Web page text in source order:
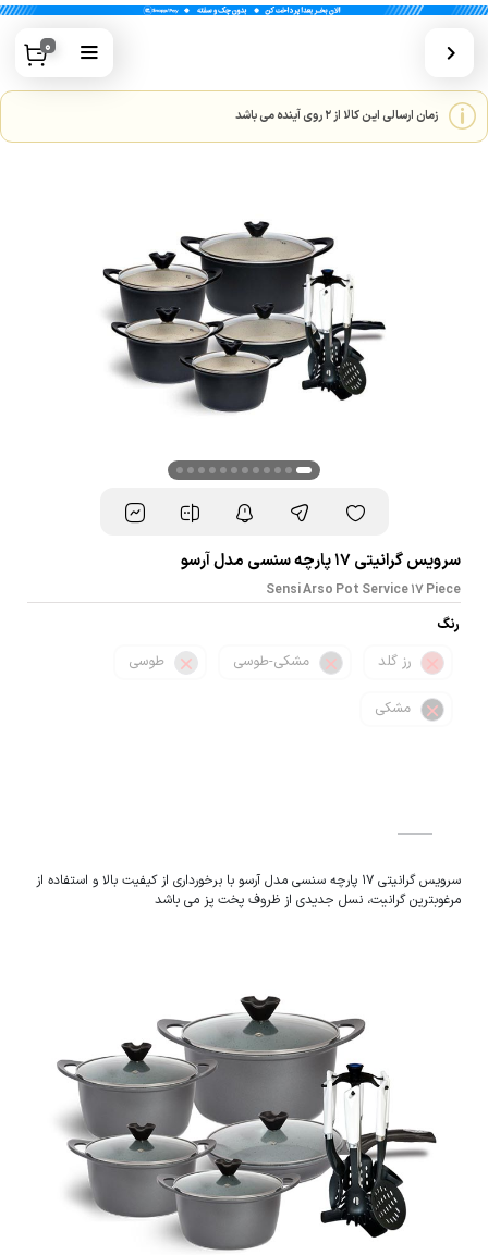
0
زمان ارسالی این کالا از 2 روی آینده می باشد
سرویس گرانیتی 17 پارچه سنسی مدل آرسو
Sensi Arso Pot Service 17 Piece
رنگ
رز گلد
مشکی-طوسی طوسی
مشکی
سرویس گرانیتی 17 پارچه سنسی مدل آرسو با برخورداری از کیفیت بالا و استفاده از
مرغوبترین گرانیت، نسل جدیدی از ظروف پخت پز می باشد